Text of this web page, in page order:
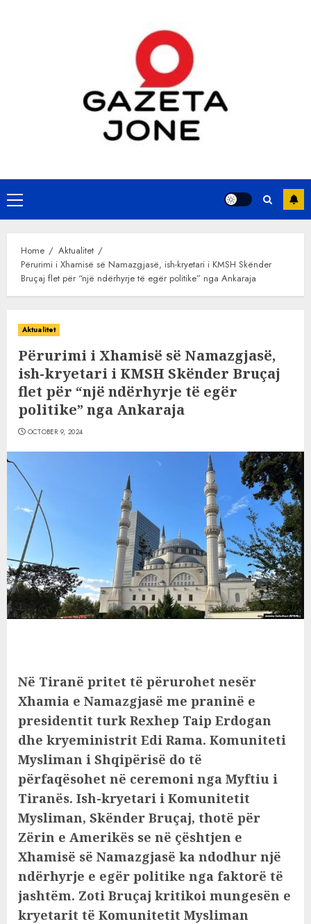
Primary
Menu
Home
Aktualitet
Përurimi i Xhamisë së Namazgjasë, ish-kryetari i KMSH Skënder
Bruçaj flet për “një ndërhyrje të egër politike” nga Ankaraja
Aktualitet
Përurimi i Xhamisë së Namazgjasë,
ish-kryetari i KMSH Skënder Bruçaj
flet për “një ndërhyrje të egër
politike” nga Ankaraja
OCTOBER 9, 2024
Në Tiranë pritet të përurohet nesër
Xhamia e Namazgjasë me praninë e
presidentit turk Rexhep Taip Erdogan
dhe kryeministrit Edi Rama. Komuniteti
Mysliman i Shqipërisë do të
përfaqësohet në ceremoni nga Myftiu i
Tiranës. Ish-kryetari i Komunitetit
Mysliman, Skënder Bruçaj, thotë për
Zërin e Amerikës se në çështjen e
Xhamisë së Namazgjasë ka ndodhur një
ndërhyrje e egër politike nga faktorë të
jashtëm. Zoti Bruçaj kritikoi mungesën e
kryetarit të Komunitetit Mysliman